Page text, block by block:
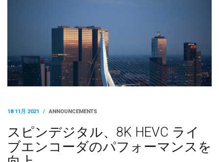
18 11月 2021 / ANNOUNCEMENTS
スピンデジタル、8K HEVC ライ
ブエンコーダのパフォーマンスを